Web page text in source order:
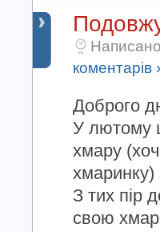
коментарів
Доброго
У лютому
хмару
З тих пір
свою